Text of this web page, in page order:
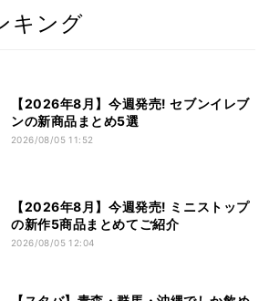
キング
【2026年8月】今週発売! セブンイレブ
ンの新商品まとめ5選
2026/08/05 11:52
【2026年8月】今週発売! ミニストップ
の新作5商品まとめてご紹介
2026/08/05 12:04